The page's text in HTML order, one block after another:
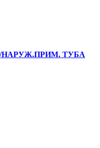
НАРУЖ.ПРИМ. ТУБА